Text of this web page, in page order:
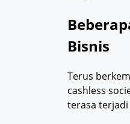
Bisnis
Terus
cashless
terasa terjadi